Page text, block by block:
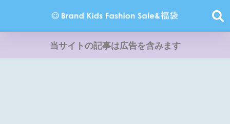
当サイトの記事は広告を含みます